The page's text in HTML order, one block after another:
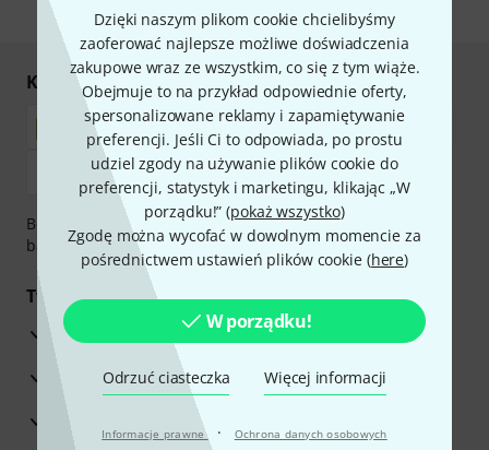
Dzięki naszym plikom cookie chcielibyśmy
zaoferować najlepsze możliwe doświadczenia
zakupowe wraz ze wszystkim, co się z tym wiąże.
Obejmuje to na przykład odpowiednie oferty,
spersonalizowane reklamy i zapamiętywanie
preferencji. Jeśli Ci to odpowiada, po prostu
udziel zgody na używanie plików cookie do
preferencji, statystyk i marketingu, klikając „W
porządku!” (pokaż wszystko)
Zgodę można wycofać w dowolnym momencie za
pośrednictwem ustawień plików cookie (here)
W porządku!
Odrzuć ciasteczka Więcej informacji
Informacje prawne · Ochrona danych osobowych
Kupuj i płać bezpiecznie
Bezpieczna płatność przez Za pobraniem, Przelew
bankowy, PayPal, Blik lub Karta kredytowa.
Twoje korzyści
3-letnia Gwarancja Thomann
30-dniowa gwarancja zwrotu pieniędzy